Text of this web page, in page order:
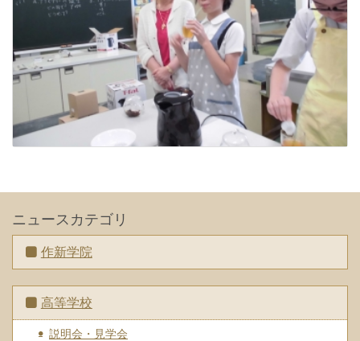
ニュースカテゴリ
作新学院
高等学校
説明会・見学会